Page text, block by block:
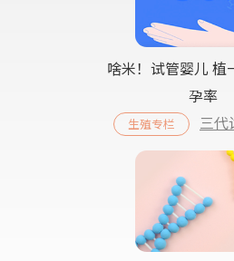
啥米！试管婴儿 植
孕率
生殖专栏 三代